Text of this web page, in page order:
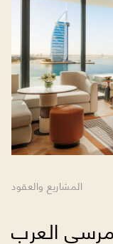
المشاريع والعقود
العرب